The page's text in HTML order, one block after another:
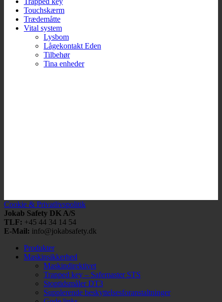
Touchskærm
Trædemåtte
Vital system
Lysbom
Lågekontakt Eden
Tilbehør
Tina enheder
Cookie & Privatlivspolitik
Jokab Safety DK A/S
TLF: +45 44 34 14 54
E-Mail: info@jokabsafety.dk
Produkter
Maskinsikkerhed
Maskindirektivet
Trapped key – Safemaster STS
Stoptidsmåler DT3
Supplerende beskyttelsesforanstaltninger